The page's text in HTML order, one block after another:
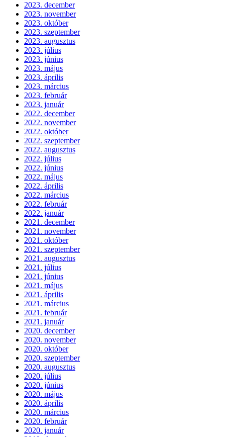
2023. december
2023. november
2023. október
2023. szeptember
2023. augusztus
2023. július
2023. június
2023. május
2023. április
2023. március
2023. február
2023. január
2022. december
2022. november
2022. október
2022. szeptember
2022. augusztus
2022. július
2022. június
2022. május
2022. április
2022. március
2022. február
2022. január
2021. december
2021. november
2021. október
2021. szeptember
2021. augusztus
2021. július
2021. június
2021. május
2021. április
2021. március
2021. február
2021. január
2020. december
2020. november
2020. október
2020. szeptember
2020. augusztus
2020. július
2020. június
2020. május
2020. április
2020. március
2020. február
2020. január